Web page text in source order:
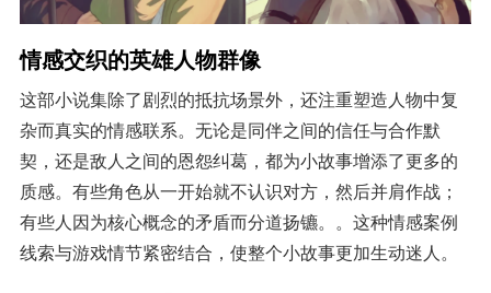
情感交织的英雄人物群像
这部小说集除了剧烈的抵抗场景外，还注重塑造人物中复
杂而真实的情感联系。无论是同伴之间的信任与合作默
契，还是敌人之间的恩怨纠葛，都为小故事增添了更多的
质感。有些角色从一开始就不认识对方，然后并肩作战；
有些人因为核心概念的矛盾而分道扬镳。。这种情感案例
线索与游戏情节紧密结合，使整个小故事更加生动迷人。